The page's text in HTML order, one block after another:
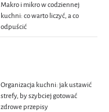
Makro i mikro w codziennej
kuchni: co warto liczyć, a co
odpuścić
Organizacja kuchni: jak ustawić
strefy, by szybciej gotować
zdrowe przepisy